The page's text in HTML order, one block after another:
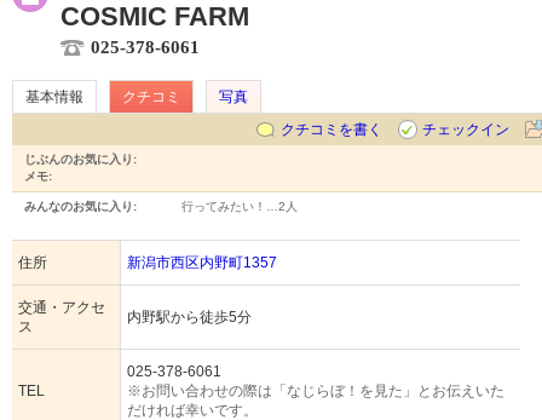
COSMIC FARM
025-378-6061
基本情報 クチコミ
写真
クチコミを書く
チェックイン
じぶんのお気に入り:
メモ:
みんなのお気に入り: 行ってみたい！… 2人
住所 新潟市西区内野町1357
交通・アクセ
ス
内野駅から徒歩5分
TEL
025-378-6061
※お問い合わせの際は「なじらぼ！を見た」とお伝えいた
だければ幸いです。